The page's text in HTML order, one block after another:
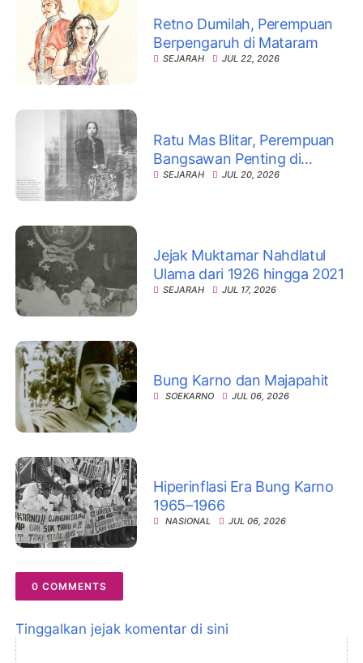
Retno Dumilah, Perempuan
Berpengaruh di Mataram
SEJARAH JUL 22, 2026
Ratu Mas Blitar, Perempuan
Bangsawan Penting di
Keraton Mataram
SEJARAH JUL 20, 2026
Jejak Muktamar Nahdlatul
Ulama dari 1926 hingga 2021
SEJARAH JUL 17, 2026
Bung Karno dan Majapahit
SOEKARNO JUL 06, 2026
Hiperinflasi Era Bung Karno
1965–1966
NASIONAL JUL 06, 2026
0 COMMENTS
Tinggalkan jejak komentar di sini